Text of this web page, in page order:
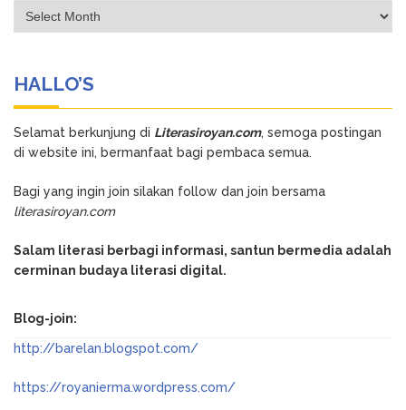
Archives
HALLO’S
Selamat berkunjung di Literasiroyan.com, semoga postingan
di website ini, bermanfaat bagi pembaca semua.
Bagi yang ingin join silakan follow dan join bersama
literasiroyan.com
Salam literasi berbagi informasi, santun bermedia adalah
cerminan budaya literasi digital.
Blog-join:
http://barelan.blogspot.com/
https://royanierma.wordpress.com/